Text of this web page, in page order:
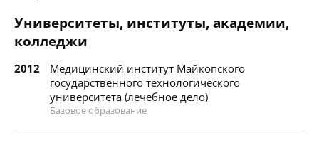
Университеты, институты, академии,
колледжи
2012
Медицинский институт Майкопского
государственного технологического
университета (лечебное дело)
Базовое образование